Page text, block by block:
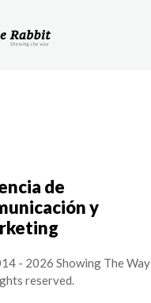
de
y
- 2026 Showing The Way
reserved.